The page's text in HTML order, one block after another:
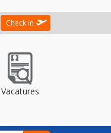
Check in
Vacatures